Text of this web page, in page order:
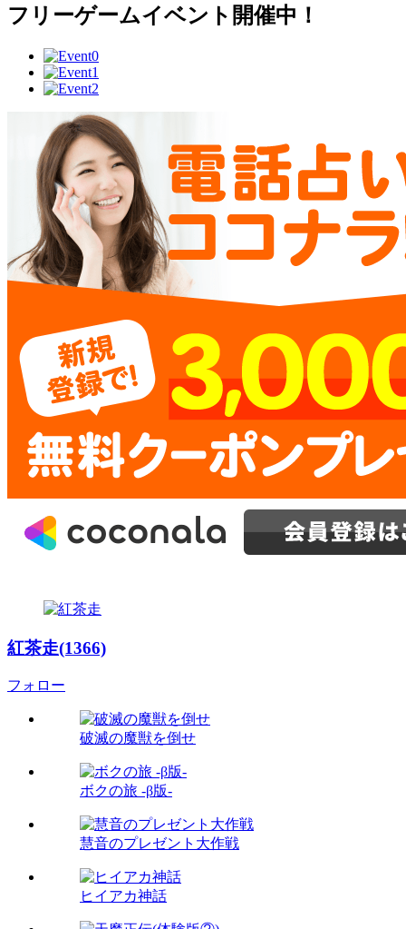
フリーゲームイベント開催中！
紅茶走(1366)
フォロー
破滅の魔獣を倒せ
ボクの旅 -β版-
慧音のプレゼント大作戦
ヒイアカ神話